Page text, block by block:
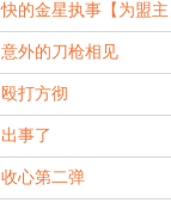
的金星执事【为盟主
外的刀枪相见
打方彻
事了
心第二弹